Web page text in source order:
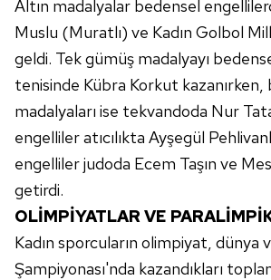
ilgili mevzuata uygun olarak kullanılan
almak için lütfentıklayınız.
Altın madalyalar bedensel
Muslu (Muratlı) ve Kadın Golbol
geldi. Tek gümüş madalyayı
tenisinde Kübra Korkut kazanırken,
madalyaları ise tekvandoda Nur
engelliler atıcılıkta Ayşegül
engelliler judoda Ecem Taşın ve
getirdi.
OLİMPİYATLAR VE
Kadın sporcuların olimpiyat, dünya
Şampiyonası'nda kazandıkları